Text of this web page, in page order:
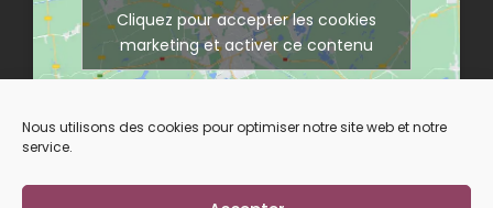
Nous utilisons des cookies pour optimiser notre site web et notre
service.
Cliquez pour accepter les cookies
marketing et activer ce contenu